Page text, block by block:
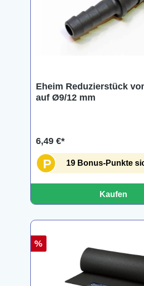
Eheim Reduzierstück
auf Ø9/12 mm
6,49 €*
P 19 Bonus-Punkte
Kaufen
%